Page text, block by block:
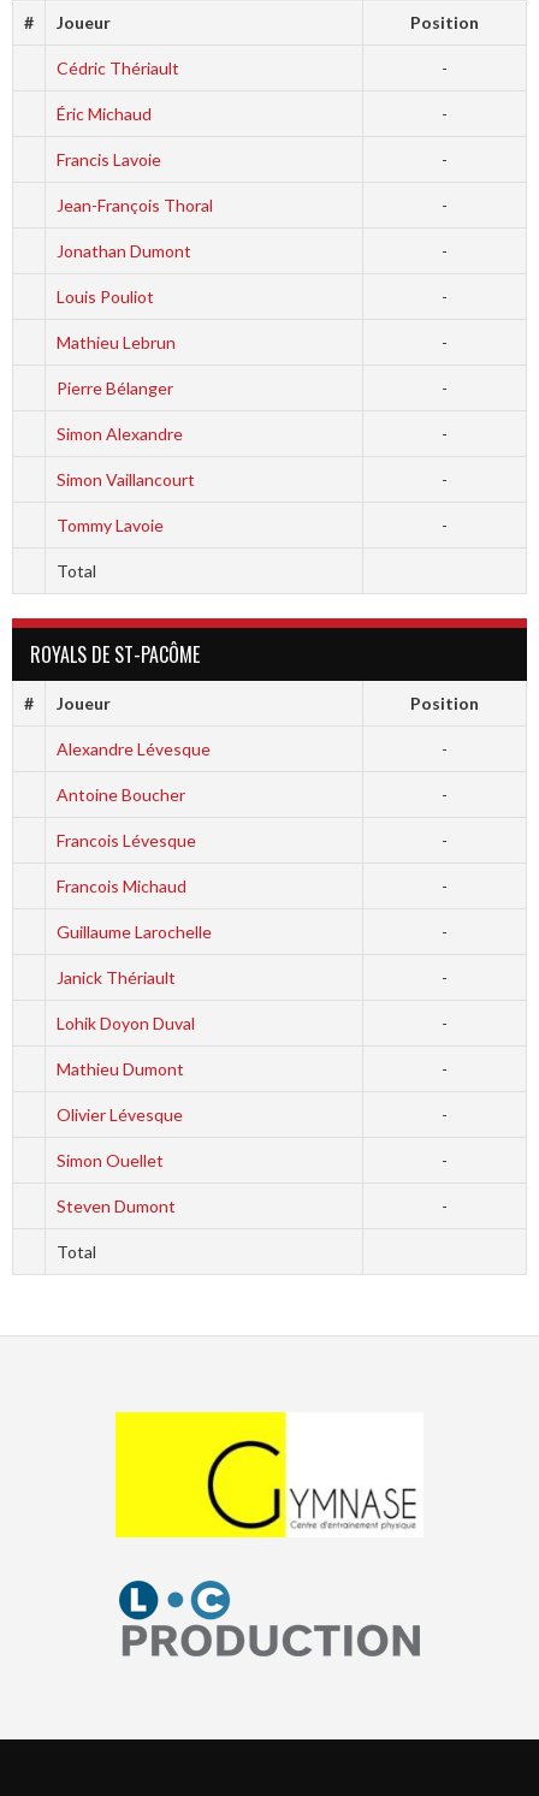
# Joueur Position
Cédric Thériault -
Éric Michaud -
Francis Lavoie -
Jean-François Thoral -
Jonathan Dumont -
Louis Pouliot -
Mathieu Lebrun -
Pierre Bélanger -
Simon Alexandre -
Simon Vaillancourt -
Tommy Lavoie -
Total
ROYALS DE ST-PACÔME
# Joueur Position
Alexandre Lévesque -
Antoine Boucher -
Francois Lévesque -
Francois Michaud -
Guillaume Larochelle -
Janick Thériault -
Lohik Doyon Duval -
Mathieu Dumont -
Olivier Lévesque -
Simon Ouellet -
Steven Dumont -
Total